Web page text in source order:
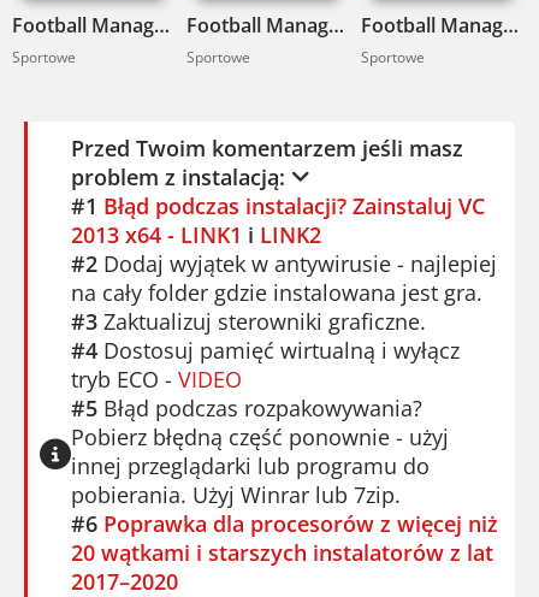
Football Manager 2015 Pobierz
Sportowe
Football Manager 2016 Pobierz
Sportowe
Football Manager 2019 Pobierz
Sportowe
Przed Twoim komentarzem jeśli masz
problem z instalacją:
#1 Błąd podczas instalacji? Zainstaluj VC
2013 x64 - LINK1 i LINK2
#2 Dodaj wyjątek w antywirusie - najlepiej
na cały folder gdzie instalowana jest gra.
#3 Zaktualizuj sterowniki graficzne.
#4 Dostosuj pamięć wirtualną i wyłącz
tryb ECO - VIDEO
#5 Błąd podczas rozpakowywania?
Pobierz błędną część ponownie - użyj
innej przeglądarki lub programu do
pobierania. Użyj Winrar lub 7zip.
#6 Poprawka dla procesorów z więcej niż
20 wątkami i starszych instalatorów z lat
2017–2020